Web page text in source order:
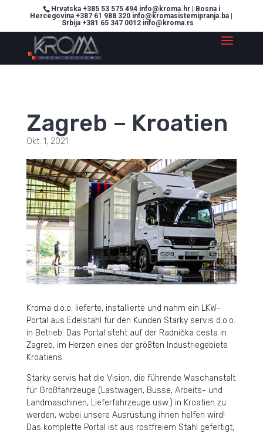
Hrvatska +385 53 575 494 info@kroma.hr | Bosna i
Hercegovina +387 61 988 320 info@kromasistemipranja.ba |
Srbija +381 65 347 0012 info@kroma.rs
Zagreb – Kroatien
Okt. 1, 2021
Kroma d.o.o. lieferte, installierte und nahm ein LKW-
Portal aus Edelstahl für den Kunden Starky servis d.o.o.
in Betrieb. Das Portal steht auf der Radnička cesta in
Zagreb, im Herzen eines der größten Industriegebiete
Kroatiens.
Starky servis hat die Vision, die führende Waschanstalt
für Großfahrzeuge (Lastwagen, Busse, Arbeits- und
Landmaschinen, Lieferfahrzeuge usw.) in Kroatien zu
werden, wobei unsere Ausrüstung ihnen helfen wird!
Das komplette Portal ist aus rostfreiem Stahl gefertigt,